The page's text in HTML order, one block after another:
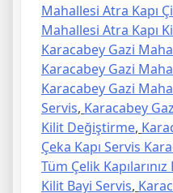
Mahallesi Atra Kapı
Mahallesi Atra Kapı
Karacabey Gazi
Karacabey Gazi
Karacabey Gazi
Servis, Karacabey
Kilit Değiştirme,
Çeka Kapı Servis
Tüm Çelik
Kilit Bayi Servis,